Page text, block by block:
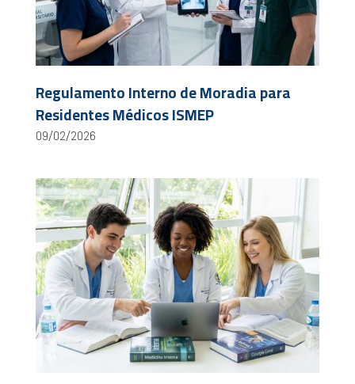
Regulamento Interno de Moradia para
Residentes Médicos ISMEP
09/02/2026